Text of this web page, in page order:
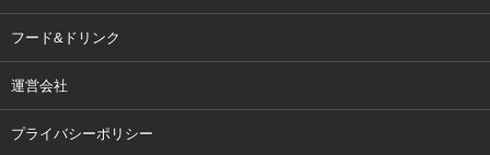
フード&ドリンク
運営会社
プライバシーポリシー